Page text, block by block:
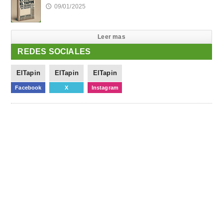
🕔 09/01/2025
Leer mas
REDES SOCIALES
ElTapin
Facebook
ElTapin
X
ElTapin
Instagram